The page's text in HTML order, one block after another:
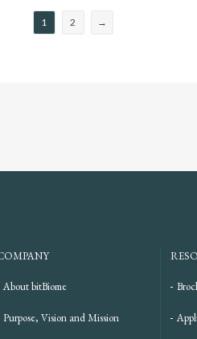
1 2 →
About bitBiome
Purpose, Vision and Mission